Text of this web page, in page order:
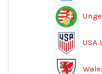
USA